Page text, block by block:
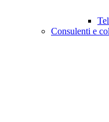
Consulenti e